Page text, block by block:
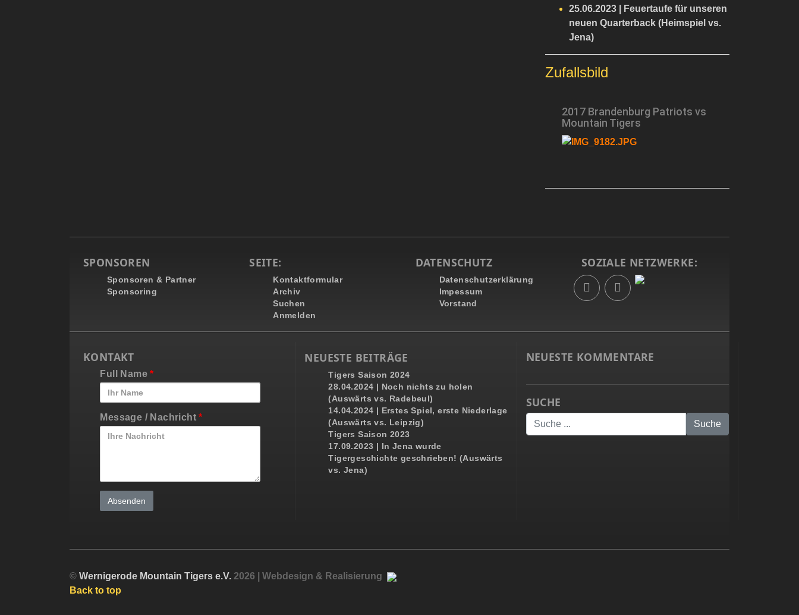
25.06.2023 | Feuertaufe für unseren
neuen Quarterback (Heimspiel vs.
Jena)
Zufallsbild
2017 Brandenburg Patriots vs
Mountain Tigers
SPONSOREN
Sponsoren & Partner
Sponsoring
SEITE:
Kontaktformular
Archiv
Suchen
Anmelden
DATENSCHUTZ
Datenschutzerklärung
Impessum
Vorstand
SOZIALE NETZWERKE:
KONTAKT
Full Name*
Message / Nachricht*
NEUESTE BEITRÄGE
Tigers Saison 2024
28.04.2024 | Noch nichts zu holen
(Auswärts vs. Radebeul)
14.04.2024 | Erstes Spiel, erste Niederlage
(Auswärts vs. Leipzig)
Tigers Saison 2023
17.09.2023 | In Jena wurde
Tigergeschichte geschrieben! (Auswärts
vs. Jena)
NEUESTE KOMMENTARE
SUCHE
© Wernigerode Mountain Tigers e.V. 2026 | Webdesign & Realisierung
Back to top